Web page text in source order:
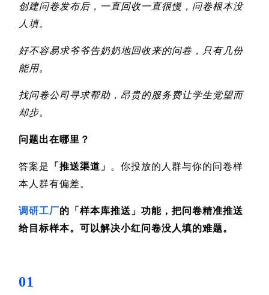
创建问卷发布后，一直回收一直很慢，问卷根本没
人填。
好不容易求爷爷告奶奶地回收来的问卷，只有几份
能用。
找问卷公司寻求帮助，昂贵的服务费让学生党望而
却步。
问题出在哪里？
答案是 「推送渠道」
。你投放的人群与你的问卷样
本人群有偏差。
调研工厂的「样本库推送」功能，把问卷精准推送
给目标样本。可以解决小红问卷没人填的难题。
01